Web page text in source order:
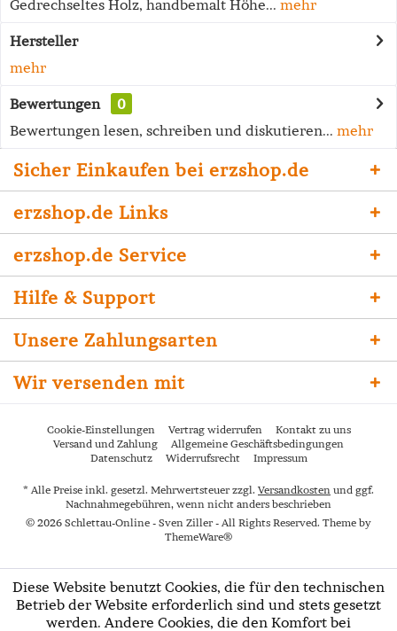
Gedrechseltes Holz, handbemalt Höhe... mehr
Hersteller
mehr
Bewertungen
0
Bewertungen lesen, schreiben und diskutieren... mehr
Sicher Einkaufen bei erzshop.de
erzshop.de Links
erzshop.de Service
Hilfe & Support
Unsere Zahlungsarten
Wir versenden mit
Cookie-Einstellungen Vertrag widerrufen
Kontakt zu uns
Versand und Zahlung
Allgemeine Geschäftsbedingungen
Datenschutz
Widerrufsrecht Impressum
* Alle Preise inkl. gesetzl. Mehrwertsteuer zzgl. Versandkosten und ggf.
Nachnahmegebühren, wenn nicht anders beschrieben
© 2026 Schlettau-Online - Sven Ziller - All Rights Reserved. Theme by
ThemeWare®
Diese Website benutzt Cookies, die für den technischen
Betrieb der Website erforderlich sind und stets gesetzt
werden. Andere Cookies, die den Komfort bei